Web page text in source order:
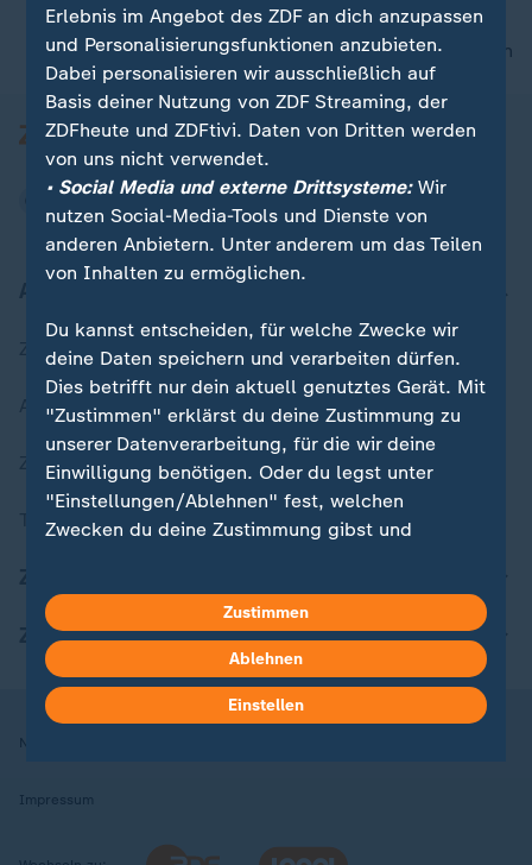
nach oben
Zuletzt veröffentlicht
Aktuelle Sendungs-Videos
ZDFheute Stories
Themen im Überblick
ZDFheute Apps
Nutzungsbedingungen
Impressum
Erlebnis im Angebot des ZDF an dich anzupassen
und Personalisierungsfunktionen anzubieten.
Dabei personalisieren wir ausschließlich auf
Basis deiner Nutzung von ZDF Streaming, der
ZDFheute und ZDFtivi. Daten von Dritten werden
von uns nicht verwendet.
• Social Media und externe Drittsysteme:Wir
nutzen Social-Media-Tools und Dienste von
anderen Anbietern. Unter anderem um das Teilen
von Inhalten zu ermöglichen.
Du kannst entscheiden, für welche Zwecke wir
deine Daten speichern und verarbeiten dürfen.
Dies betrifft nur dein aktuell genutztes Gerät. Mit
"Zustimmen" erklärst du deine Zustimmung zu
unserer Datenverarbeitung, für die wir deine
Einwilligung benötigen. Oder du legst unter
"Einstellungen/Ablehnen" fest, welchen
Zwecken du deine Zustimmung gibst und
in deinen Einstellungen widerrufen oder ändern.
Hier findest du das Impressum.
Weitere Informationen findest du in unserer
Datenschutzerklärung.
Zustimmen
Ablehnen
Einstellen